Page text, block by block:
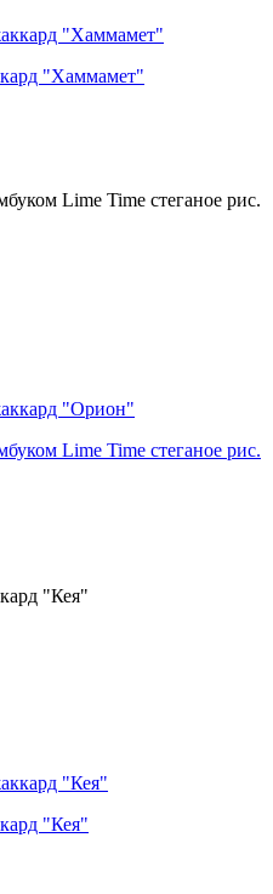
"Хаммамет"
Lime Time стеганое рис.
Lime Time стеганое рис.
"Кея"
"Кея"